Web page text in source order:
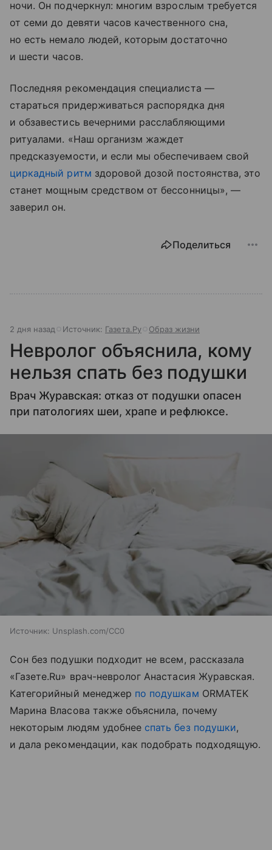
ночи. Он подчеркнул: многим взрослым требуется
от семи до девяти часов качественного сна,
но есть немало людей, которым достаточно
и шести часов.
Последняя рекомендация специалиста —
стараться придерживаться распорядка дня
и обзавестись вечерними расслабляющими
ритуалами. «Наш организм жаждет
предсказуемости, и если мы обеспечиваем свой
циркадный ритм здоровой дозой постоянства, это
станет мощным средством от бессонницы», —
заверил он.
Поделиться
2 дня назад Источник: Газета.Ру Образ жизни
Невролог объяснила, кому
нельзя спать без подушки
Врач Журавская: отказ от подушки опасен
при патологиях шеи, храпе и рефлюксе.
Источник: Unsplash.com/CC0
Сон без подушки подходит не всем, рассказала
«Газете.Ru» врач-невролог Анастасия Журавская.
Категорийный менеджер по подушкам ORMATEK
Марина Власова также объяснила, почему
некоторым людям удобнее спать без подушки,
и дала рекомендации, как подобрать подходящую.